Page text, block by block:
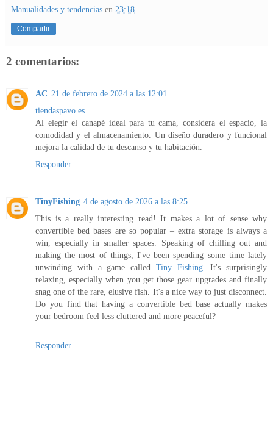
Manualidades y tendencias en 23:18
Compartir
2 comentarios:
AC 21 de febrero de 2024 a las 12:01
tiendaspavo.es
Al elegir el canapé ideal para tu cama, considera el espacio, la
comodidad y el almacenamiento. Un diseño duradero y funcional
mejora la calidad de tu descanso y tu habitación.
Responder
TinyFishing 4 de agosto de 2026 a las 8:25
This is a really interesting read! It makes a lot of sense why
convertible bed bases are so popular – extra storage is always a
win, especially in smaller spaces. Speaking of chilling out and
making the most of things, I've been spending some time lately
unwinding with a game called Tiny Fishing. It's surprisingly
relaxing, especially when you get those gear upgrades and finally
snag one of the rare, elusive fish. It's a nice way to just disconnect.
Do you find that having a convertible bed base actually makes
your bedroom feel less cluttered and more peaceful?
Responder